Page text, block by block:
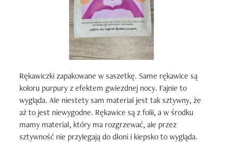
Rękawiczki zapakowane w saszetkę. Same rękawice są
koloru purpury z efektem gwiezdnej nocy. Fajnie to
wygląda. Ale niestety sam materiał jest tak sztywny, że
aż to jest niewygodne. Rękawice są z folii, a w środku
mamy materiał, który ma rozgrzewać, ale przez
sztywność nie przylegają do dłoni i kiepsko to wygląda.